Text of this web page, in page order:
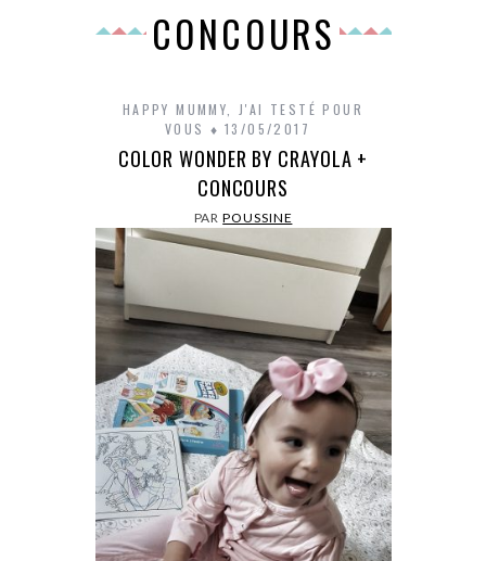
CONCOURS
HAPPY MUMMY
J'AI TESTÉ POUR
VOUS
13/05/2017
COLOR WONDER BY CRAYOLA +
CONCOURS
PARPOUSSINE